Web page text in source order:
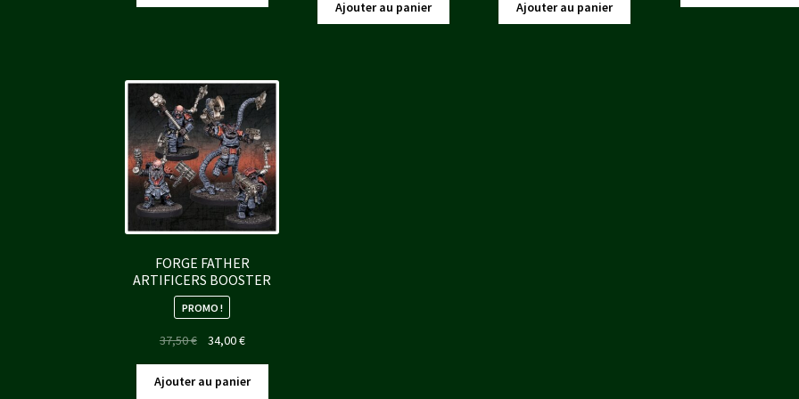
était :
est :
initial
était :
actuel
est :
Ajouter au panier
initial
était :
actuel
est :
Ajouter au panier
était :
FORGE FATHER
ARTIFICERS BOOSTER
PROMO !
37,50€
Le
initial
34,00€Le
actuel
Ajouter au panier